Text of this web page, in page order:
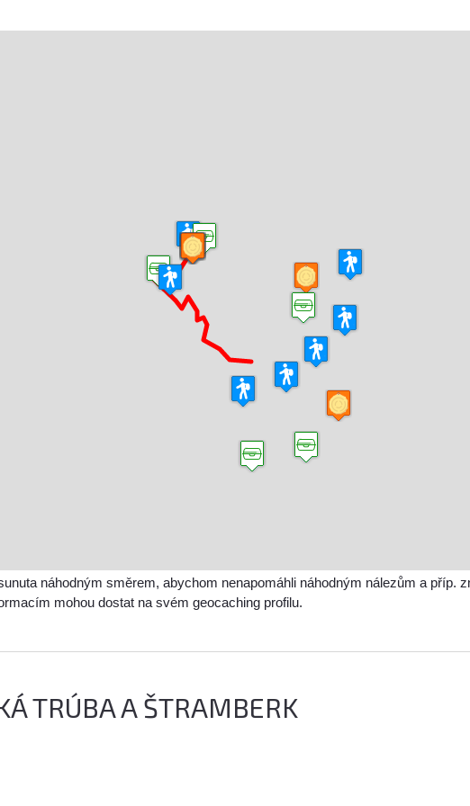
náhodným směrem, abychom nenapomáhli náhodným nálezům a příp.
mohou dostat na svém geocaching profilu.
TRÚBA A ŠTRAMBERK